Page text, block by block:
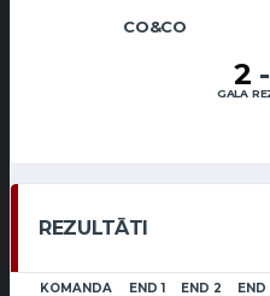
CO&CO
2 -
GALA
REZULTĀTI
KOMANDA END 1 END 2 END